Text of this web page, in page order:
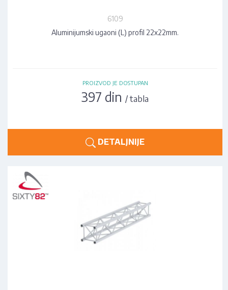
6109
Aluminijumski ugaoni (L) profil 22x22mm.
PROIZVOD JE DOSTUPAN
397 din / tabla
DETALJNIJE